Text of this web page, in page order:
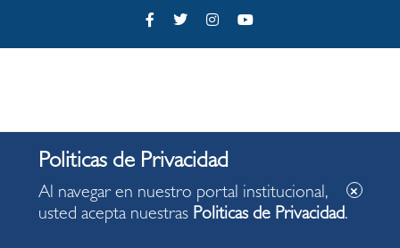
Al navegar en nuestro portal institucional,
usted acepta nuestras Politicas de Privacidad.